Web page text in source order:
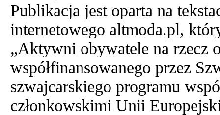
Publikacja jest oparta na
internetowego altmoda.pl,
„Aktywni obywatele na rzecz
współfinansowanego przez
szwajcarskiego programu
członkowskimi Unii